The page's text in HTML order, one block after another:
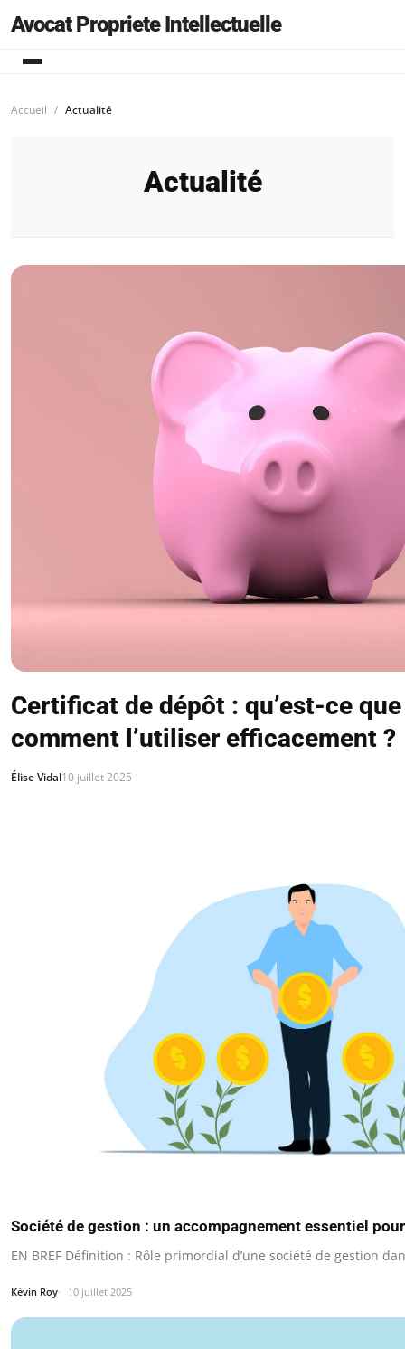
Avocat Propriete Intellectuelle
Accueil Actualité
Actualité
Certificat de dépôt : qu’est-ce que
comment l’utiliser efficacement ?
Élise Vidal10 juillet 2025
Société de gestion : un accompagnement essentiel
EN BREF Définition : Rôle primordial d’une société de gestion
Kévin Roy 10 juillet 2025